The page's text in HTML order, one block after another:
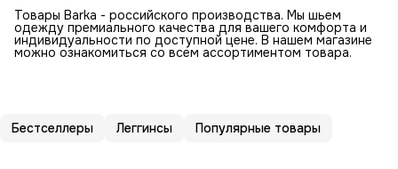
Товары Barka - российского производства. Мы шьем
одежду премиального качества для вашего комфорта и
индивидуальности по доступной цене. В нашем магазине
можно ознакомиться со всем ассортиментом товара.
Бестселлеры Леггинсы Популярные товары